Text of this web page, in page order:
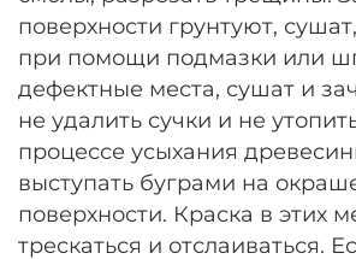
поверхности грунтуют,
при помощи подмазки или
дефектные места, сушат и
не удалить сучки и не
процессе усыхания
выступать буграми на
поверхности. Краска в этих
трескаться и отслаиваться.